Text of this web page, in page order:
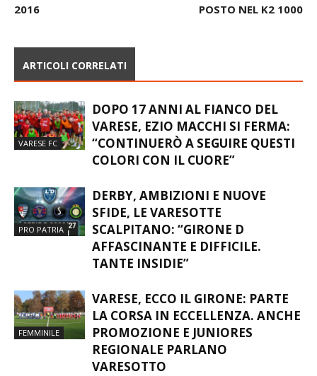
2016
POSTO NEL K2 1000
ARTICOLI CORRELATI
VARESE FC
DOPO 17 ANNI AL FIANCO DEL
VARESE, EZIO MACCHI SI FERMA:
“CONTINUERÒ A SEGUIRE QUESTI
COLORI CON IL CUORE”
PRO PATRIA
DERBY, AMBIZIONI E NUOVE
SFIDE, LE VARESOTTE
SCALPITANO: “GIRONE D
AFFASCINANTE E DIFFICILE.
TANTE INSIDIE”
FEMMINILE
VARESE, ECCO IL GIRONE: PARTE
LA CORSA IN ECCELLENZA. ANCHE
PROMOZIONE E JUNIORES
REGIONALE PARLANO
VARESOTTO